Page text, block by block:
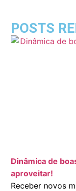
POSTS
Dinâmica de
aproveitar!
Receber novos